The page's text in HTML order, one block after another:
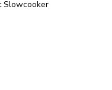
Slowcooker